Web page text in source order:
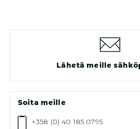
Lähetä meille
Soita meille
+358 (0) 40 185 0795